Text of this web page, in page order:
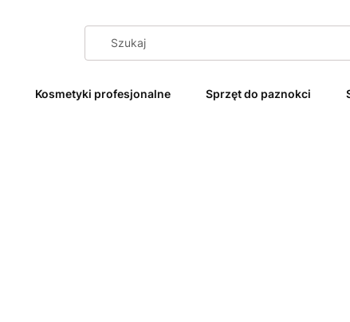
Kosmetyki profesjonalne Sprzęt do paznokci